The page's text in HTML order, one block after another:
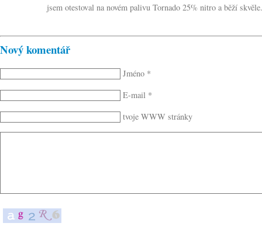
jsem otestoval na novém palivu Tornado 25% nitro a běží
Nový komentář
Jméno *
E-mail *
tvoje WWW stránky